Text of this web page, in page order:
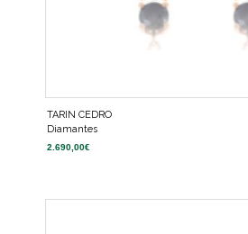
TARIN CEDRO
Diamantes
2.690,00€